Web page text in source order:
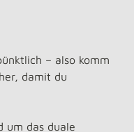
– also komm
damit du
um das duale